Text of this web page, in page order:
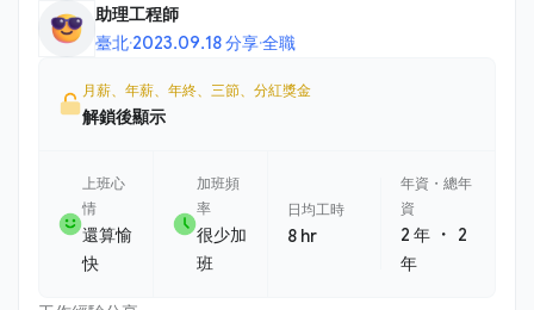
助理工程師
臺北·2023.09.18 分享·全職
月薪、年薪、年終、三節、分紅獎金
解鎖後顯示
上班心
情
還算愉
快
加班頻
率
很少加
班
日均工時
8 hr
年資・總年
資
2 年 ・
2
年